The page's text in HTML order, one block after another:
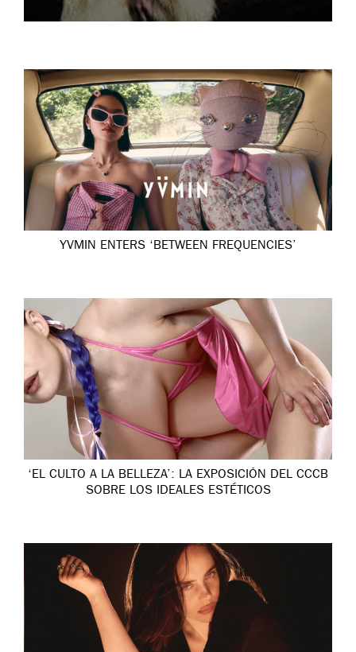
YVMIN ENTERS ‘BETWEEN FREQUENCIES’
‘EL CULTO A LA BELLEZA’: LA EXPOSICIÓN DEL CCCB
SOBRE LOS IDEALES ESTÉTICOS